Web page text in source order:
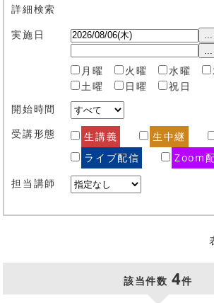
詳細検索
実施日
...
...
月曜 火曜 水曜
土曜
日曜
祝日
開始時間
受講形態
生講義 生中継
ライブ配信
Zoom
担当講師
該当件数 4件